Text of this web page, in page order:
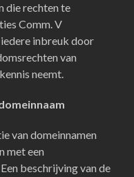
die rechten te
Comm. V
inbreuk door
van
neemt.
van domeinnamen
met een
beschrijving van de